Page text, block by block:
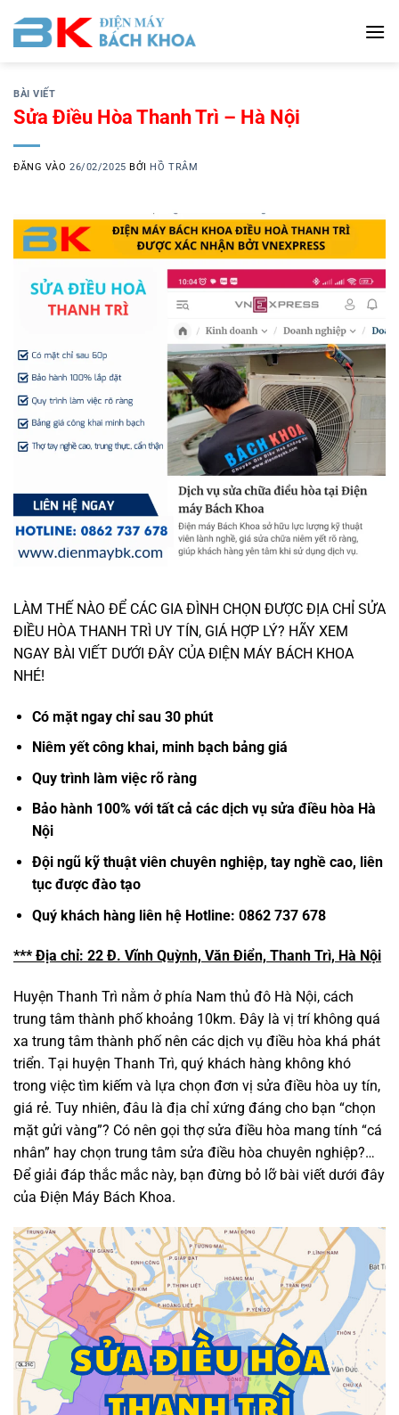
qua
BÀI VIẾT
Sửa Điều Hòa Thanh Trì – Hà Nội
ĐĂNG VÀO26/02/2025 BỞI HỒ TRÂM
LÀM THẾ NÀO ĐỂ CÁC GIA ĐÌNH CHỌN ĐƯỢC ĐỊA CHỈ SỬA
ĐIỀU HÒA THANH TRÌ UY TÍN, GIÁ HỢP LÝ? HÃY XEM
NGAY BÀI VIẾT DƯỚI ĐÂY CỦA ĐIỆN MÁY BÁCH KHOA
NHÉ!
Có mặt ngay chỉ sau 30 phút
Niêm yết công khai, minh bạch bảng giá
Quy trình làm việc rõ ràng
Bảo hành 100% với tất cả các dịch vụ sửa điều hòa Hà
Nội
Đội ngũ kỹ thuật viên chuyên nghiệp, tay nghề cao, liên
tục được đào tạo
Quý khách hàng liên hệ Hotline: 0862 737 678
*** Địa chỉ: 22 Đ. Vĩnh Quỳnh, Văn Điển, Thanh Trì, Hà Nội
Huyện Thanh Trì nằm ở phía Nam thủ đô Hà Nội, cách
trung tâm thành phố khoảng 10km. Đây là vị trí không quá
xa trung tâm thành phố nên các dịch vụ điều hòa khá phát
triển. Tại huyện Thanh Trì, quý khách hàng không khó
trong việc tìm kiếm và lựa chọn đơn vị sửa điều hòa uy tín,
giá rẻ. Tuy nhiên, đâu là địa chỉ xứng đáng cho bạn “chọn
mặt gửi vàng”? Có nên gọi thợ sửa điều hòa mang tính “cá
nhân” hay chọn trung tâm sửa điều hòa chuyên nghiệp?…
Để giải đáp thắc mắc này, bạn đừng bỏ lỡ bài viết dưới đây
của Điện Máy Bách Khoa.